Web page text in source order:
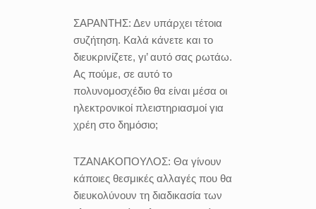
ΣΑΡΑΝΤΗΣ: Δεν υπάρχει τέτοια
συζήτηση. Καλά κάνετε και το
διευκρινίζετε, γι’ αυτό σας ρωτάω.
Ας πούμε, σε αυτό το
πολυνομοσχέδιο θα είναι μέσα οι
ηλεκτρονικοί πλειστηριασμοί για
χρέη στο δημόσιο;
ΤΖΑΝΑΚΟΠΟΥΛΟΣ: Θα γίνουν
κάποιες θεσμικές αλλαγές που θα
διευκολύνουν τη διαδικασία των